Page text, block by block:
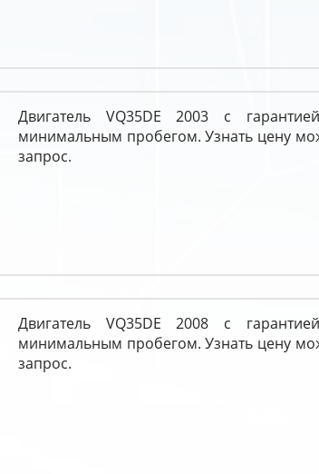
Двигатель VQ35DE 2003 с
минимальным пробегом. Узнать цену
запрос.
Двигатель VQ35DE 2008 с
минимальным пробегом. Узнать цену
запрос.